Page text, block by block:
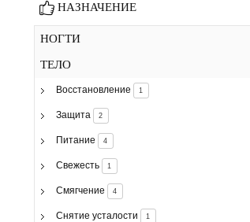
НАЗНАЧЕНИЕ
НОГТИ
ТЕЛО
Восстановление 1
Защита 2
Питание 4
Свежесть 1
Смягчение 4
Снятие усталости 1